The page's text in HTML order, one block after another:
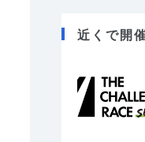
近くで開